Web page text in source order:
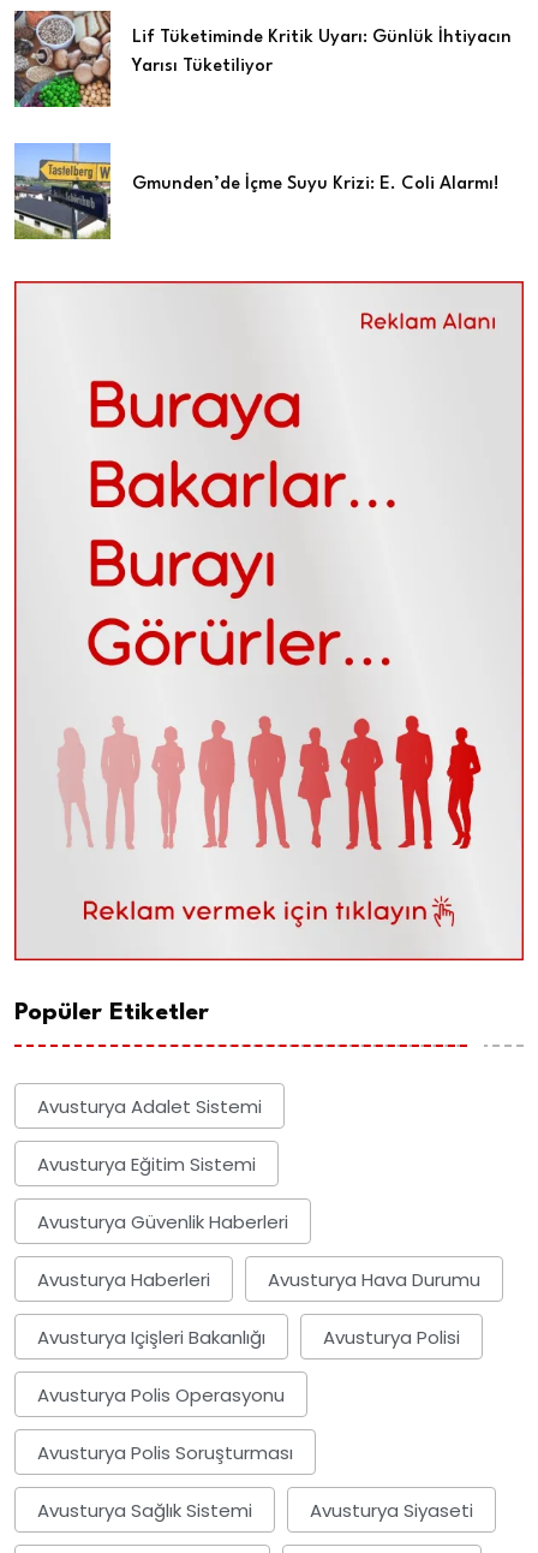
Lif Tüketiminde Kritik Uyarı: Günlük İhtiyacın
Yarısı Tüketiliyor
Gmunden’de İçme Suyu Krizi: E. Coli Alarmı!
Popüler Etiketler
Avusturya Adalet Sistemi
Avusturya Eğitim Sistemi
Avusturya Güvenlik Haberleri
Avusturya Haberleri Avusturya Hava Durumu
Avusturya Içişleri Bakanlığı Avusturya Polisi
Avusturya Polis Operasyonu
Avusturya Polis Soruşturması
Avusturya Sağlık Sistemi Avusturya Siyaseti